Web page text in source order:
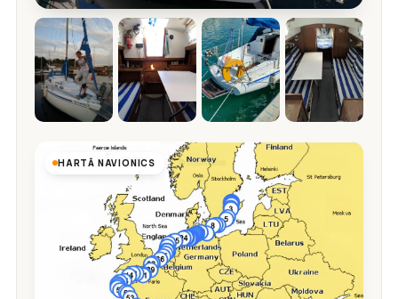
HARTĂ NAVIONICS